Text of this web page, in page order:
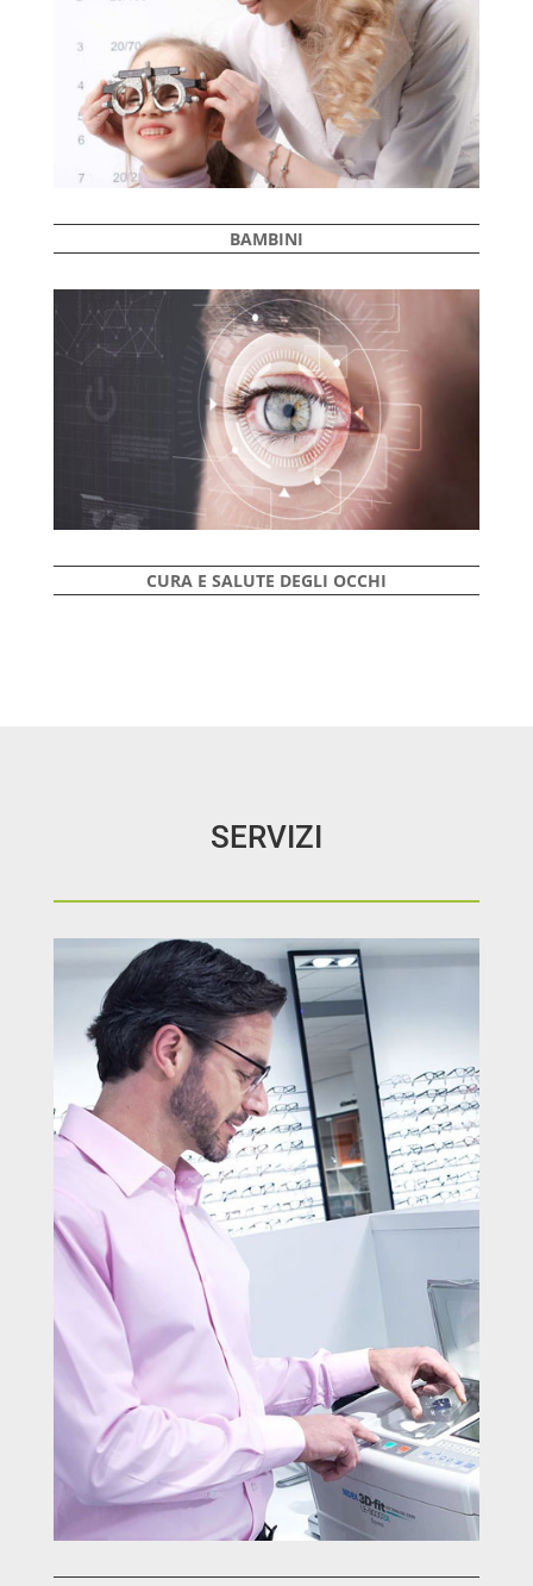
BAMBINI
CURA E SALUTE DEGLI OCCHI
SERVIZI